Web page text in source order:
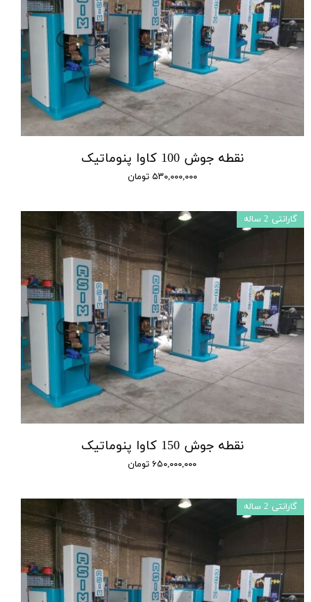
نقطه جوش 100 کاوا پنوماتیک
۵۳۰,۰۰۰,۰۰۰ تومان
نقطه جوش 150 کاوا پنوماتیک
۶۵۰,۰۰۰,۰۰۰ تومان
گارانتی 2 ساله
گارانتی 2 ساله